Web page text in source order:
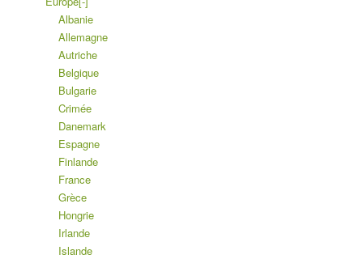
Albanie
Allemagne
Autriche
Belgique
Bulgarie
Crimée
Danemark
Espagne
Finlande
France
Grèce
Hongrie
Irlande
Islande